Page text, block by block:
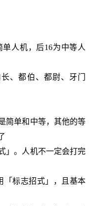
人机，后16为中等人
、都伯、都尉、牙门
简单和中等，其他的等
」。人机不一定会打完
「标志招式」，且基本